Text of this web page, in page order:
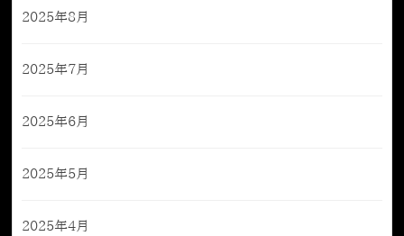
2025年8月
2025年7月
2025年6月
2025年5月
2025年4月